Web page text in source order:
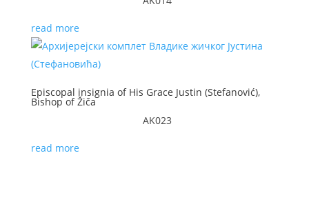
read more
Episcopal insignia of His Grace Justin (Stefanović),
Bishop of Žiča
AK023
read more